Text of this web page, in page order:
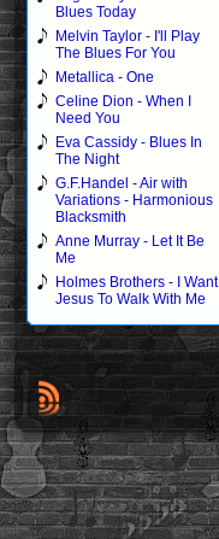
Blues Today
Melvin Taylor - I'll Play
The Blues For You
Metallica - One
Celine Dion - When I
Need You
Eva Cassidy - Blues In
The Night
G.F.Handel - Air with
Variations - Harmonious
Blacksmith
Anne Murray - Let It Be
Me
Holmes Brothers - I Want
Jesus To Walk With Me